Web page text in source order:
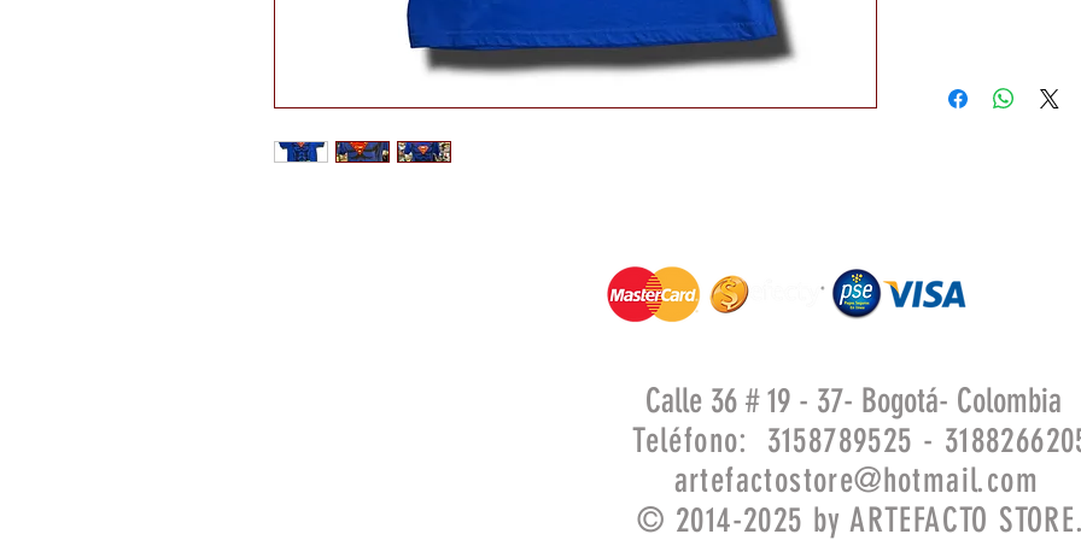
Calle 36 # 19 - 37- Bogotá- Colombia
Teléfono: 3158789525 -
artefactostore@hotmail.com
© 2014-2025 by ARTEFACTO